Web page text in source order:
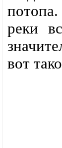
реки
вот